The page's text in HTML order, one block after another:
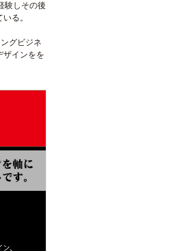
験しその後
る。
グビジネ
ザインをを